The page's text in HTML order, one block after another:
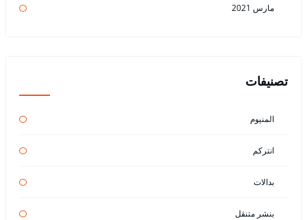
مارس 2021
تصنيفات
المنيوم
انتركم
بدالات
بنشر متنقل